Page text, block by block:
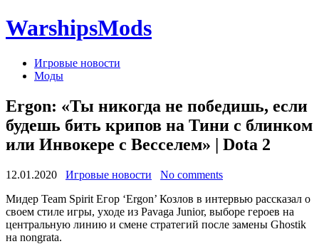
WarshipsMods
Игровые новости
Моды
Ergon: «Ты никогда не победишь, если
будешь бить крипов на Тини с блинком
или Инвокере с Весселем» | Dota 2
12.01.2020 Игровые новости
No comments
Мидер Team Spirit Егор ‘Ergon’ Козлов в интервью рассказал о
своем стиле игры, уходе из Pavaga Junior, выборе героев на
центральную линию и смене стратегий после замены Ghostik
на nongrata.